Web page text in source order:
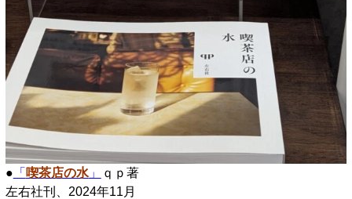
● 「 喫茶店の水」
ｑｐ著
左右社刊、2024年11月